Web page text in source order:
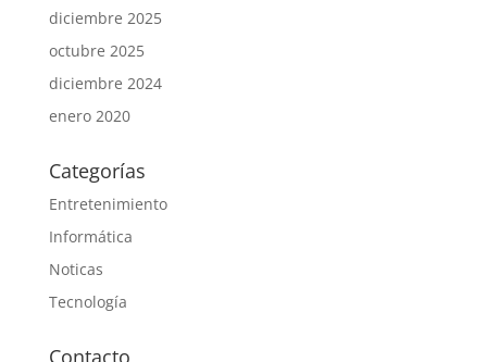
diciembre 2025
octubre 2025
diciembre 2024
enero 2020
Categorías
Entretenimiento
Informática
Noticas
Tecnología
Contacto